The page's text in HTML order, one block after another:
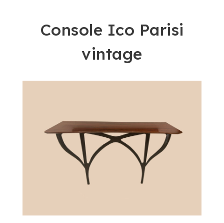
Console Ico Parisi
vintage